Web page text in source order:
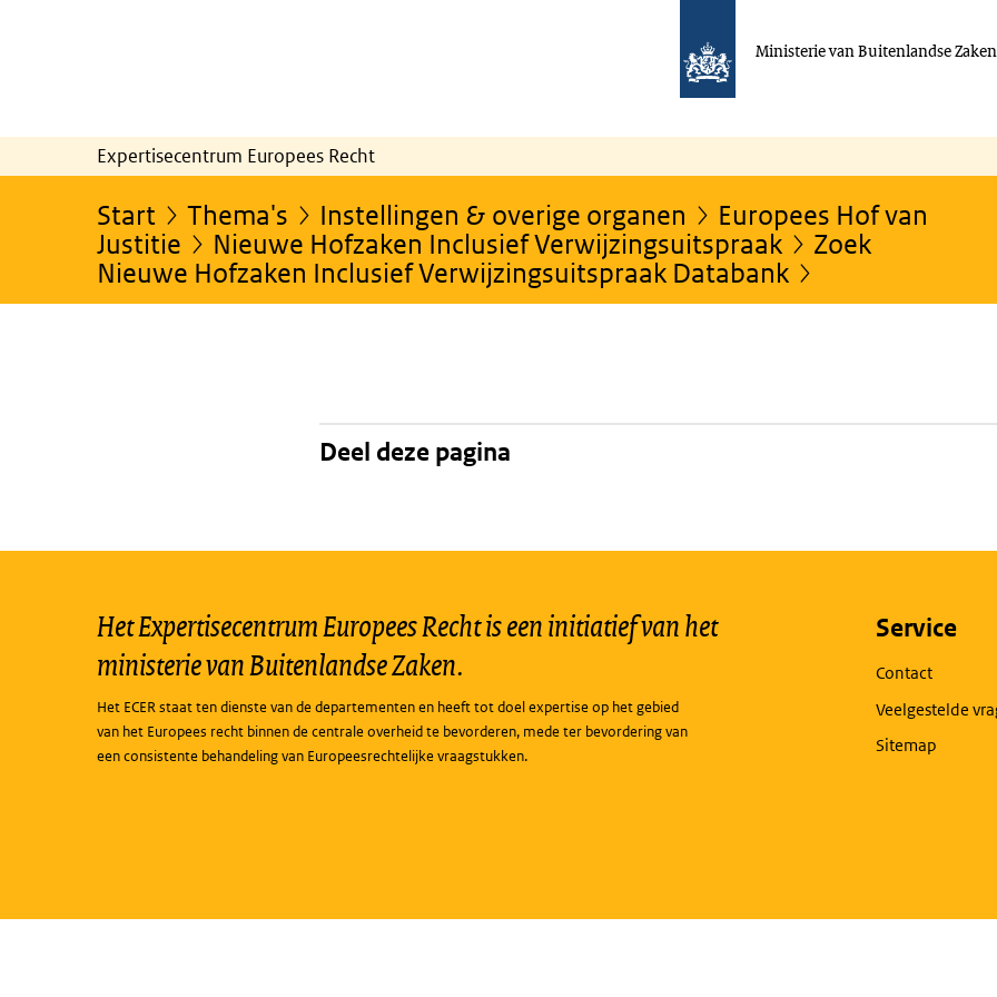
Ministerie van Buitenlandse Zaken
Expertisecentrum Europees Recht
Start Thema's Instellingen & overige organen
Europees Hof van
Justitie
Nieuwe Hofzaken Inclusief Verwijzingsuitspraak
Zoek
Nieuwe Hofzaken Inclusief Verwijzingsuitspraak Databank
Deel deze pagina
Het Expertisecentrum Europees Recht is een initiatief van het
ministerie van Buitenlandse Zaken.
Het ECER staat ten dienste van de departementen en heeft tot doel expertise op het gebied
van het Europees recht binnen de centrale overheid te bevorderen, mede ter bevordering van
een consistente behandeling van Europeesrechtelijke vraagstukken.
Service
Contact
Veelgestelde
Sitemap